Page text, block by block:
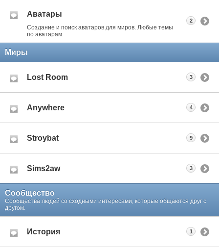
Аватары
Создание и поиск аватаров для миров. Любые темы
по аватарам.
2
Миры
Lost Room 3
Anywhere 4
Stroybat 9
Sims2aw 3
Сообщество
Сообщества людей со сходными интересами, которые общаются друг с
другом.
История 1